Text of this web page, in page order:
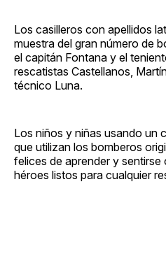
Los casilleros con apellidos
muestra del gran número de
el capitán Fontana y el
rescatistas Castellanos,
técnico Luna.
Los niños y niñas usando un
que utilizan los bomberos
felices de aprender y
héroes listos para cualquier